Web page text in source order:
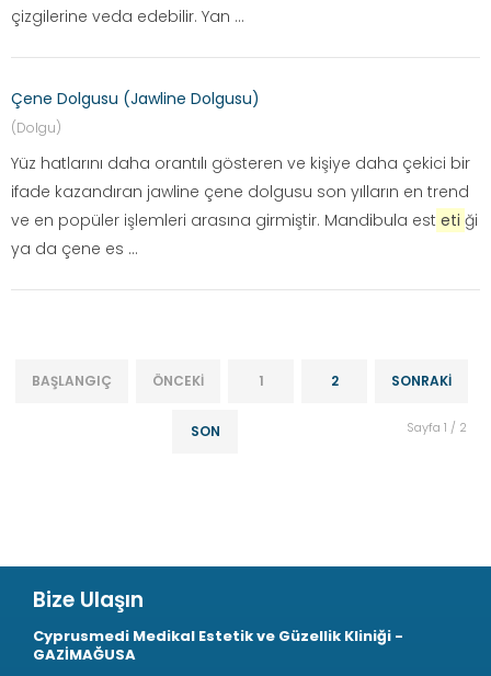
çizgilerine veda edebilir. Yan ...
Çene Dolgusu (Jawline Dolgusu)
(Dolgu)
Yüz hatlarını daha orantılı gösteren ve kişiye daha çekici bir
ifade kazandıran jawline çene dolgusu son yılların en trend
ve en popüler işlemleri arasına girmiştir. Mandibula est eti ği
ya da çene es ...
BAŞLANGIÇ ÖNCEKI 1 2 SONRAKI
SON Sayfa 1 / 2
Bize Ulaşın
Cyprusmedi Medikal Estetik ve Güzellik Kliniği -
GAZİMAĞUSA